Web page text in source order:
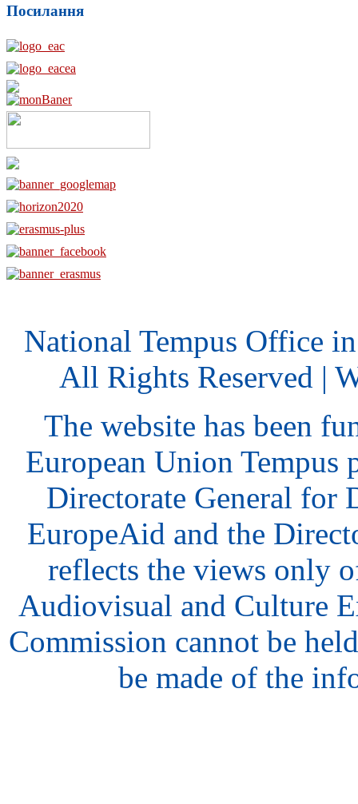
Посилання
National Tempus Office
All Rights Reserved |
The website has been
European Union Tempus
Directorate General for
EuropeAid and the
reflects the views only
Audiovisual and Culture
Commission cannot be
be made of the